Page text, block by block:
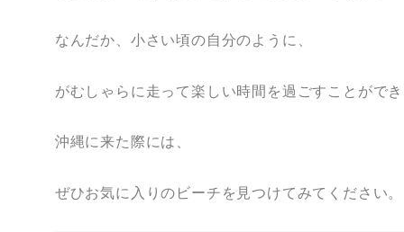
なんだか、小さい頃の自分のように、
がむしゃらに走って楽しい時間を過ごすことがで
沖縄に来た際には、
ぜひお気に入りのビーチを見つけてみてください。